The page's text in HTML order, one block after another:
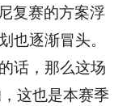
复赛的方案浮
也逐渐冒头。
话，那么这场
这也是本赛季